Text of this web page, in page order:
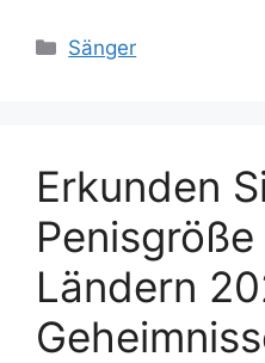
Categories
Sänger
Erkunden
Ländern